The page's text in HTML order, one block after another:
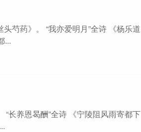
芍药》。 “我亦爱明月”全诗 《杨乐道
...
长养恩曷酬”全诗 《宁陵阻风雨寄都下